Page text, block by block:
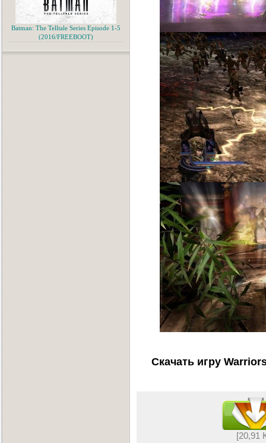
Скачать игру
[20,91
Batman: The Telltale Series Episode 1-5
(2016/FREEBOOT)